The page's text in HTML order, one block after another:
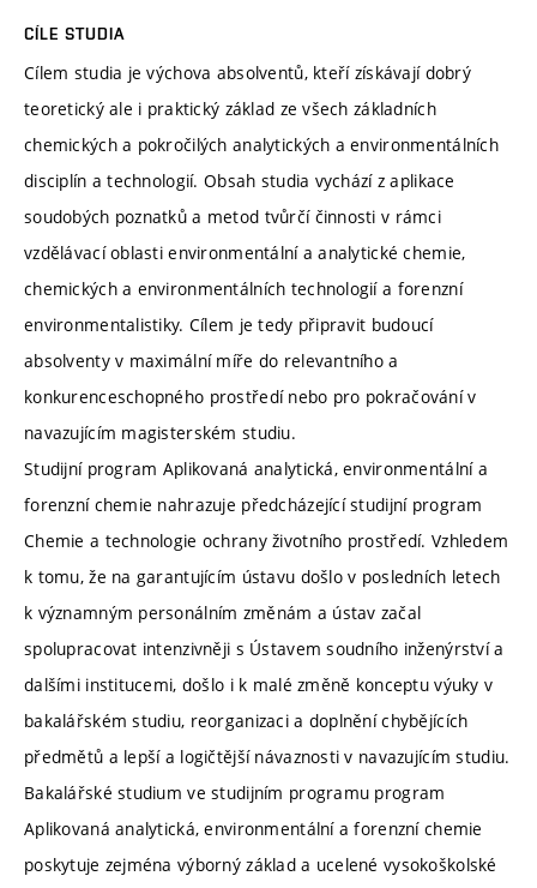
CÍLE STUDIA
Cílem studia je výchova absolventů, kteří získávají dobrý
teoretický ale i praktický základ ze všech základních
chemických a pokročilých analytických a environmentálních
disciplín a technologií. Obsah studia vychází z aplikace
soudobých poznatků a metod tvůrčí činnosti v rámci
vzdělávací oblasti environmentální a analytické chemie,
chemických a environmentálních technologií a forenzní
environmentalistiky. Cílem je tedy připravit budoucí
absolventy v maximální míře do relevantního a
konkurenceschopného prostředí nebo pro pokračování v
navazujícím magisterském studiu.
Studijní program Aplikovaná analytická, environmentální a
forenzní chemie nahrazuje předcházející studijní program
Chemie a technologie ochrany životního prostředí. Vzhledem
k tomu, že na garantujícím ústavu došlo v posledních letech
k významným personálním změnám a ústav začal
spolupracovat intenzivněji s Ústavem soudního inženýrství a
dalšími institucemi, došlo i k malé změně konceptu výuky v
bakalářském studiu, reorganizaci a doplnění chybějících
předmětů a lepší a logičtější návaznosti v navazujícím studiu.
Bakalářské studium ve studijním programu program
Aplikovaná analytická, environmentální a forenzní chemie
poskytuje zejména výborný základ a ucelené vysokoškolské